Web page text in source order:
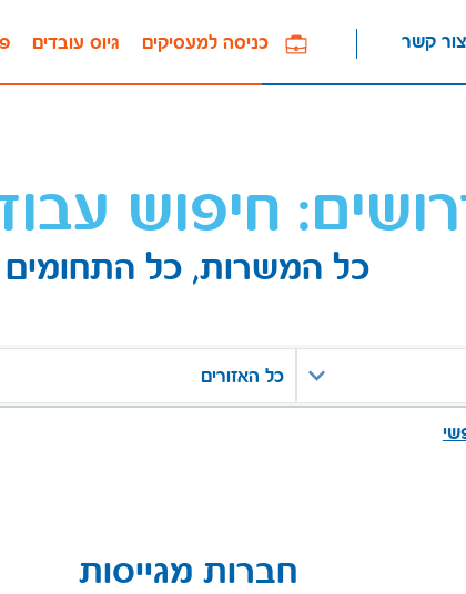
גיוס עובדים כניסה למעסיקים צור קשר
חיפוש
כל המשרות, כל התחומים
כל האזורים
חברות מגייסות